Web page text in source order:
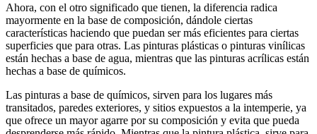
Ahora, con el otro significado que tienen, la diferencia radica
mayormente en la base de composición, dándole ciertas
características haciendo que puedan ser más eficientes para ciertas
superficies que para otras. Las pinturas plásticas o pinturas vinílicas
están hechas a base de agua, mientras que las pinturas acrílicas están
hechas a base de químicos.
Las pinturas a base de químicos, sirven para los lugares más
transitados, paredes exteriores, y sitios expuestos a la intemperie, ya
que ofrece un mayor agarre por su composición y evita que pueda